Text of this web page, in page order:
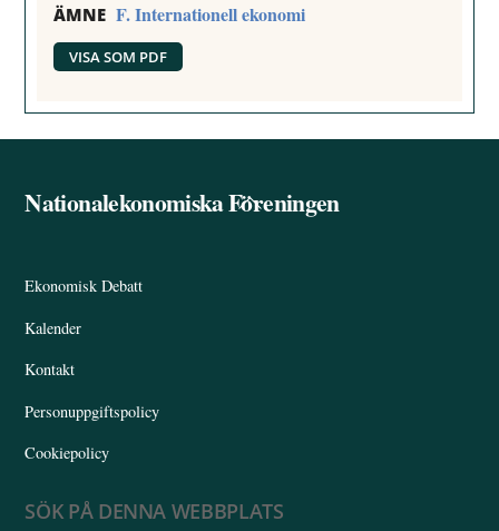
ÄMNE F. Internationell ekonomi
VISA SOM PDF
Back
Nationalekonomiska Föreningen
Ekonomisk Debatt
Kalender
Kontakt
Personuppgiftspolicy
Cookiepolicy
SÖK PÅ DENNA WEBBPLATS